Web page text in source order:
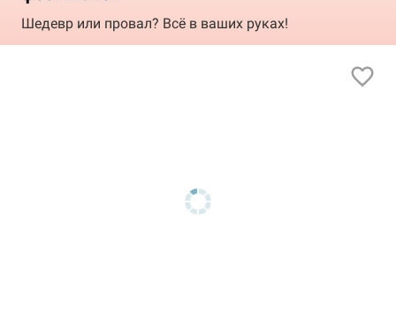
Шедевр или провал? Всё в ваших руках!